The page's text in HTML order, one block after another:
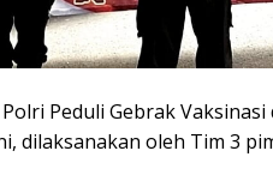
Peduli Gebrak
dilaksanakan oleh Tim 3